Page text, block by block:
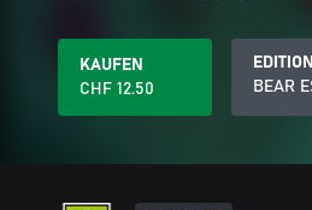
KAUFEN
CHF 12.50
BEAR